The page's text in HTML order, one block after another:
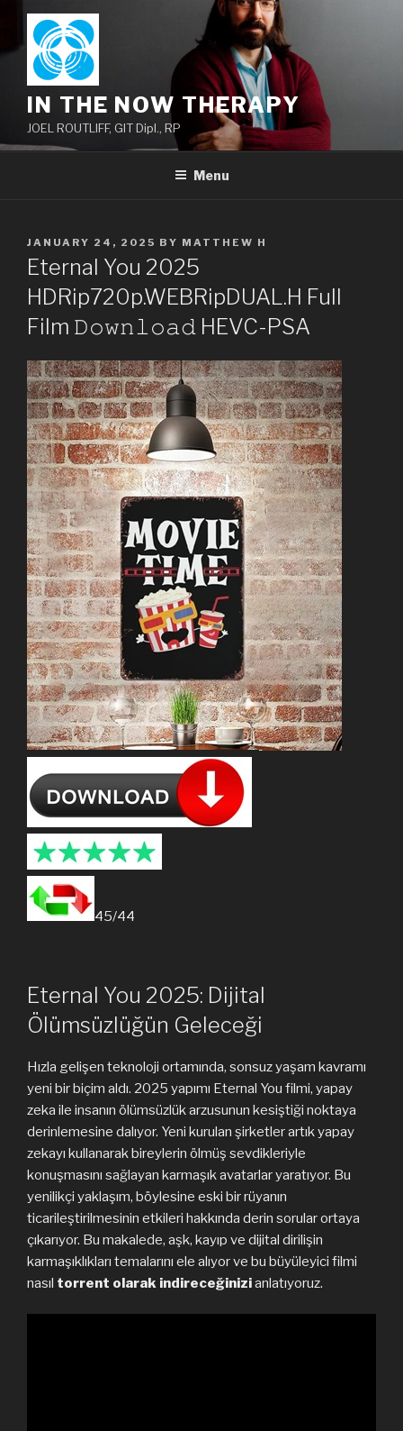
content
IN THE NOW THERAPY
JOEL ROUTLIFF, GIT Dipl., RP
Menu
POSTED
ON
JANUARY 24, 2025 BY MATTHEW H
Eternal You 2025
HDRip720p.WEBRipDUAL.H Full
Film 𝙳𝚘𝚠𝚗𝚕𝚘𝚊𝚍 HEVC-PSA
45/44
Eternal You 2025: Dijital
Ölümsüzlüğün Geleceği
Hızla gelişen teknoloji ortamında, sonsuz yaşam kavramı
yeni bir biçim aldı. 2025 yapımı Eternal You filmi, yapay
zeka ile insanın ölümsüzlük arzusunun kesiştiği noktaya
derinlemesine dalıyor. Yeni kurulan şirketler artık yapay
zekayı kullanarak bireylerin ölmüş sevdikleriyle
konuşmasını sağlayan karmaşık avatarlar yaratıyor. Bu
yenilikçi yaklaşım, böylesine eski bir rüyanın
ticarileştirilmesinin etkileri hakkında derin sorular ortaya
çıkarıyor. Bu makalede, aşk, kayıp ve dijital dirilişin
karmaşıklıkları temalarını ele alıyor ve bu büyüleyici filmi
nasıl torrent olarak indireceğinizianlatıyoruz.